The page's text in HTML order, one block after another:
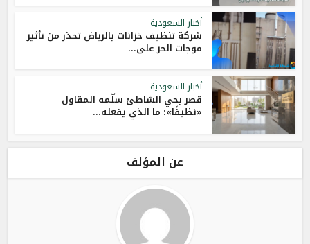
أخبار السعودية
شركة تنظيف خزانات بالرياض تحذر من تأثير
موجات الحر على...
أخبار السعودية
قصر بحي الشاطئ سلّمه المقاول
«نظيفًا»: ما الذي يفعله...
عن المؤلف